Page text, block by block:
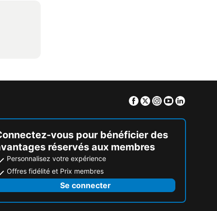
Facebook
TwitterInstagram
Youtube
vous pour bénéficier des
réservés aux membres
Personnalisez votre expérience
Offres fidélité et Prix membres
Se connecter